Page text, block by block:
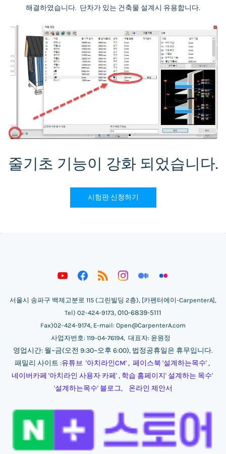
해결하였습니다. 단차가 있는 건축물 설계시 유용합니다.
줄기초 기능이 강화 되었습니다.
시험판 신청하기
서울시 송파구 백제고분로 115 (그린빌딩 2층), [카펜터에이-CarpenterA],
Tel) 02-424-9173, 010-6839-5111
Fax)02-424-9174, E-mail: Open@CarpenterA.com
사업자번호: 119-04-76194, 대표자: 윤원정
영업시간: 월~금(오전 9:30~오후 6:00), 법정공휴일은 휴무입니다.
패밀리 사이트 :유튜브 '아치라인CM', 페이스북 '설계하는목수',
네이버카페 '아치라인 사용자 카페', 학습 홈페이지' 설계하는 목수'
'설계하는목수' 블로그, 온라인 제안서